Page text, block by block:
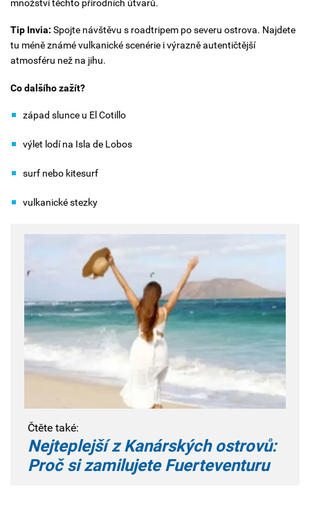
množství těchto přírodních útvarů.
Tip Invia: Spojte návštěvu s roadtripem po severu ostrova. Najdete
tu méně známé vulkanické scenérie i výrazně autentičtější
atmosféru než na jihu.
Co dalšího zažít?
západ slunce u El Cotillo
výlet lodí na Isla de Lobos
surf nebo kitesurf
vulkanické stezky
Čtěte také:
Nejteplejší z Kanárských ostrovů:
Proč si zamilujete Fuerteventuru